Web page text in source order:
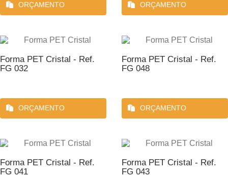
ORÇAMENTO ORÇAMENTO
Forma PET Cristal - Ref.
FG 032
ORÇAMENTO
Forma PET Cristal - Ref.
FG 048
ORÇAMENTO
Forma PET Cristal - Ref.
FG 041
Forma PET Cristal - Ref.
FG 043